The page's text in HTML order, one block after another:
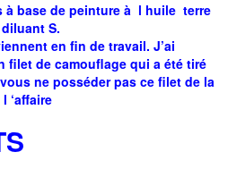
à base de peinture à l huile terre
S.
en fin de travail. J’ai
filet de camouflage qui a été tiré
ne posséder pas ce filet de la
‘affaire